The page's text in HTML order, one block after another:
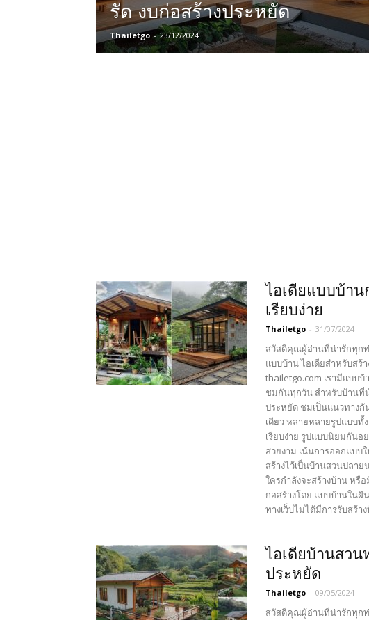
รัด งบก่อสร้างประหยัด
Thailetgo - 23/12/2024
ไอเดียแบบบ้า
เรียบง่าย
Thailetgo - 31/07/2024
สวัสดีคุณผู้อ่านที่น่ารักทุกท่
แบบบ้าน ไอเดียสำหรับสร้
thailetgo.com เรามีแบบ
ชมกันทุกวัน สำหรับบ้านที่
ประหยัด ชมเป็นแนวทาง
เดียว หลายหลายรูปแบบทั้
เรียบง่าย รูปแบบนิยมกัน
สวยงาม เน้นการออกแบบ
สร้างไว้เป็นบ้านสวนปลา
ใครกำลังจะสร้างบ้าน หรื
ก่อสร้างโดย แบบบ้านในฝั
ทางเว็บไม่ได้มีการรับสร้าง
ไอเดียบ้านสวน
ประหยัด
Thailetgo - 09/05/2024
สวัสดีคุณผู้อ่านที่น่ารักทุกท่